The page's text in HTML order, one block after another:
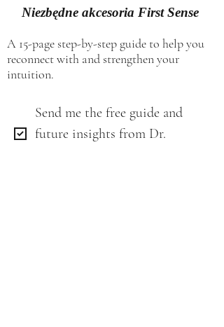
Niezbędne akcesoria First Sense
A 15-page step-by-step guide to help you
reconnect with and strengthen your
intuition.
Send me the free guide and
future insights from Dr.